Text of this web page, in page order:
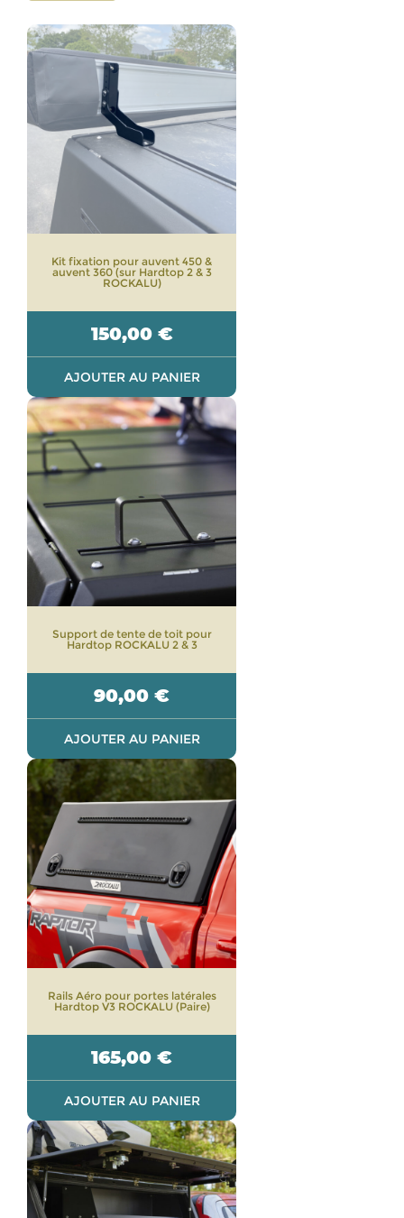
Kit fixation pour auvent 450 &
auvent 360 (sur Hardtop 2 & 3
ROCKALU)
150,00 €
AJOUTER AU PANIER
Support de tente de toit pour
Hardtop ROCKALU 2 & 3
90,00 €
AJOUTER AU PANIER
Rails Aéro pour portes latérales
Hardtop V3 ROCKALU (Paire)
165,00 €
AJOUTER AU PANIER